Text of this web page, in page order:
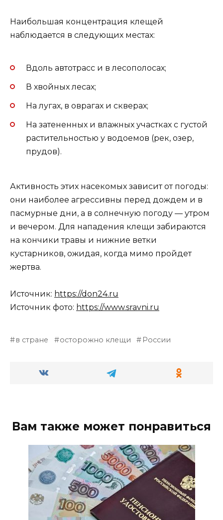
Наибольшая концентрация клещей
наблюдается в следующих местах:
Вдоль автотрасс и в лесополосах;
В хвойных лесах;
На лугах, в оврагах и скверах;
На затененных и влажных участках с густой
растительностью у водоемов (рек, озер,
прудов).
Активность этих насекомых зависит от погоды:
они наиболее агрессивны перед дождем и в
пасмурные дни, а в солнечную погоду — утром
и вечером. Для нападения клещи забираются
на кончики травы и нижние ветки
кустарников, ожидая, когда мимо пройдет
жертва.
Источник: https://don24.ru
Источник фото: https://www.sravni.ru
в стране осторожно клещи России
Вам также может понравиться